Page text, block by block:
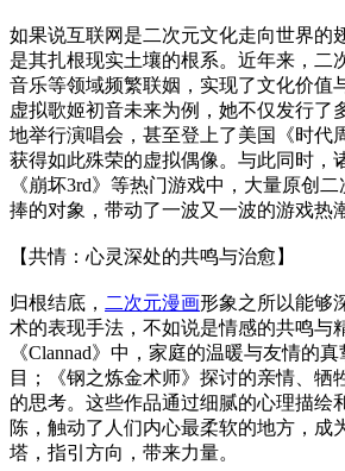
如果说互联网是二次元文化走向世界的
是其扎根现实土壤的根系。近年来，二
音乐等领域频繁联姻，实现了文化价值
虚拟歌姬初音未来为例，她不仅发行了
地举行演唱会，甚至登上了美国《时代
获得如此殊荣的虚拟偶像。与此同时，
《崩坏3rd》等热门游戏中，大量原创
捧的对象，带动了一波又一波的游戏热
【共情：心灵深处的共鸣与治愈】
归根结底， 二次元漫画形象之所以能够
术的表现手法，不如说是情感的共鸣与
《Clannad》中，家庭的温暖与友情的
目；《钢之炼金术师》探讨的亲情、牺
的思考。这些作品通过细腻的心理描绘
陈，触动了人们内心最柔软的地方，成
塔，指引方向，带来力量。